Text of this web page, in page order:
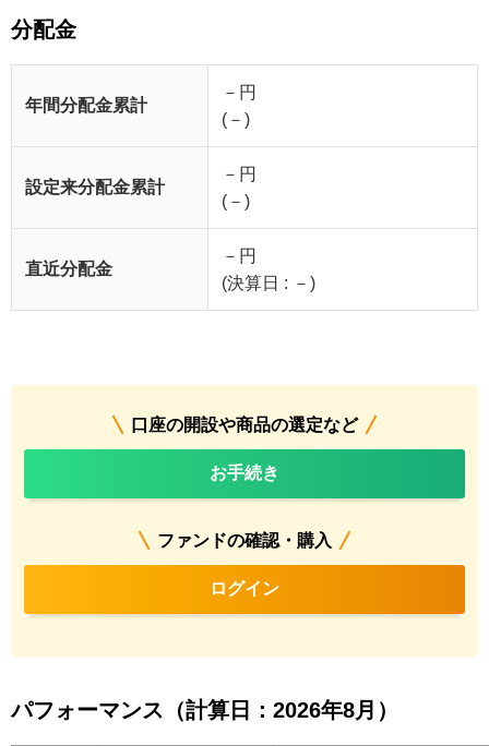
分配金
年間分配金累計
－円
(－)
設定来分配金累計
－円
(－)
直近分配金
－円
(決算日 : －)
口座の開設や商品の選定など
お手続き
ファンドの確認・購入
ログイン
パフォーマンス（計算日：2026年8月）